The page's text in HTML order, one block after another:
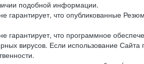
подобной информации.
гарантирует, что опубликованные
гарантирует, что программное
вирусов. Если использование